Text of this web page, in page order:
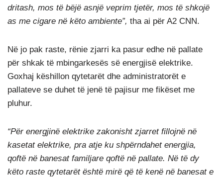
dritash, mos të bëjë asnjë veprim tjetër, mos të shkojë
as me cigare në këto ambiente”, tha ai për A2 CNN.
Në jo pak raste, rënie zjarri ka pasur edhe në pallate
për shkak të mbingarkesës së energjisë elektrike.
Goxhaj këshillon qytetarët dhe administratorët e
pallateve se duhet të jenë të pajisur me fikëset me
pluhur.
“Për energjinë elektrike zakonisht zjarret fillojnë në
kasetat elektrike, pra atje ku shpërndahet energjia,
qoftë në banesat familjare qoftë në pallate. Në të dy
këto raste qytetarët është mirë që të kenë në banesat e